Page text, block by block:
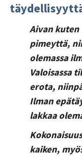
Aivan kuten
pimeyttä,
olemassa
Valoisassa
erota,
Ilman
lakkaa
kaiken,